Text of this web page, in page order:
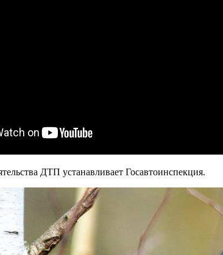
ДТП устанавливает Госавтоинспекция.